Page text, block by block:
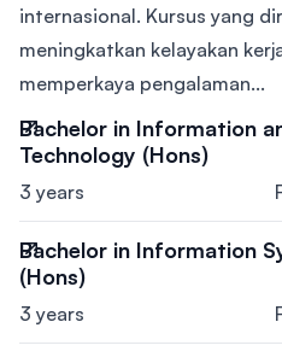
internasional. Kursus yang
meningkatkan kelayakan
memperkaya pengalaman...
Bachelor in Information
Technology (Hons)
3 years
Bachelor in Information
(Hons)
3 years